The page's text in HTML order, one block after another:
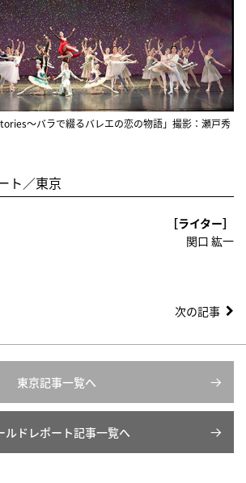
〜バラで綴るバレエの恋の物語」撮影：瀬戸秀
ト／東京
［ライター］
関口 紘一
次の記事
東京記事一覧へ
ルドレポート記事一覧へ